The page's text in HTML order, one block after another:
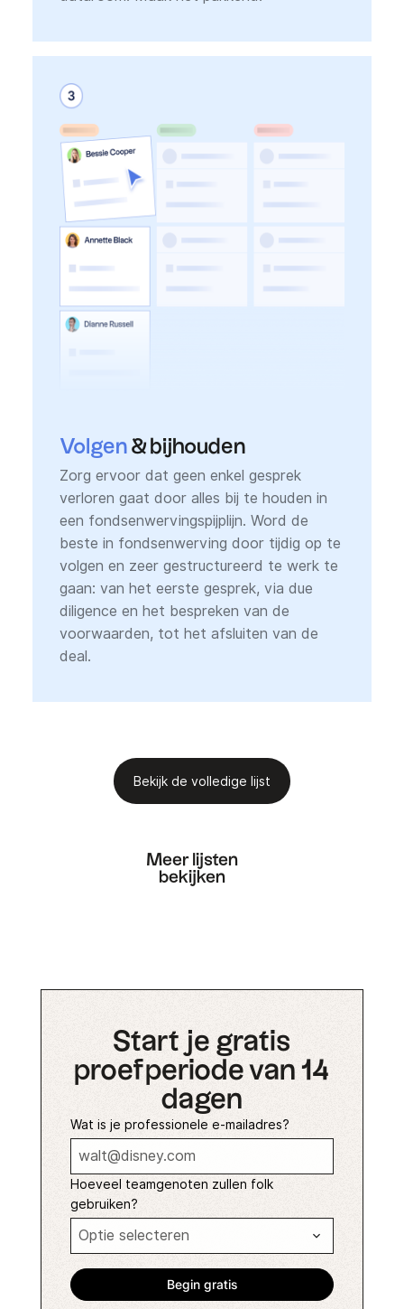
Volgen & bijhouden
Zorg ervoor dat geen enkel gesprek
verloren gaat door alles bij te houden in
een fondsenwervingspijplijn. Word de
beste in fondsenwerving door tijdig op te
volgen en zeer gestructureerd te werk te
gaan: van het eerste gesprek, via due
diligence en het bespreken van de
voorwaarden, tot het afsluiten van de
deal.
Bekijk de volledige lijst
Meer lijsten
bekijken
Start je gratis
proefperiode van 14
dagen
Wat is je professionele e-mailadres?
Hoeveel teamgenoten zullen folk
gebruiken?